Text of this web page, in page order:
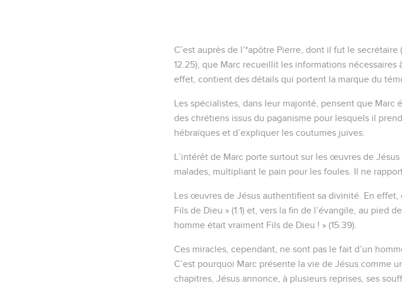
C’est auprès de l’*apôtre Pierre, dont il fut le
12.25), que Marc recueillit les informations
effet, contient des détails qui portent la marque du
Les spécialistes, dans leur majorité, pensent que Marc
des chrétiens issus du paganisme pour lesquels il
hébraïques et d’expliquer les coutumes juives.
L’intérêt de Marc porte surtout sur les œuvres de
malades, multipliant le pain pour les foules. Il ne
Les œuvres de Jésus authentifient sa divinité. En
Fils de Dieu » (1.1) et, vers la fin de l’évangile, au pied
homme était vraiment Fils de Dieu ! » (15.39).
Ces miracles, cependant, ne sont pas le fait d’un
C’est pourquoi Marc présente la vie de Jésus comme
chapitres, Jésus annonce, à plusieurs reprises, ses